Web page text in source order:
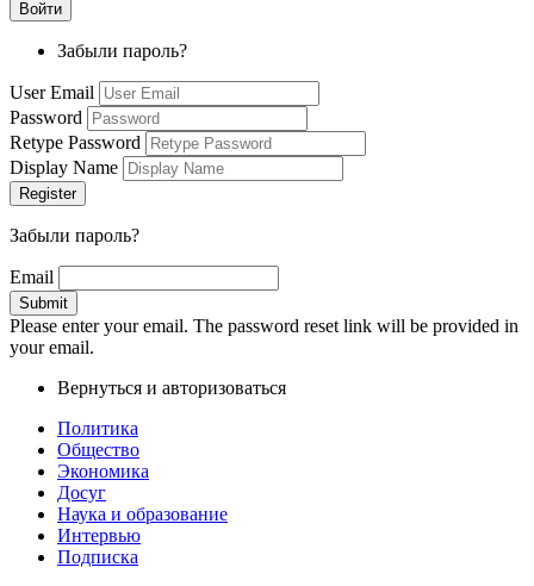
Забыли пароль?
User Email
Password
Retype Password
Display Name
Забыли пароль?
Email
Please enter your email. The password reset link will be provided in
your email.
Вернуться и авторизоваться
Политика
Общество
Экономика
Досуг
Наука и образование
Интервью
Подписка